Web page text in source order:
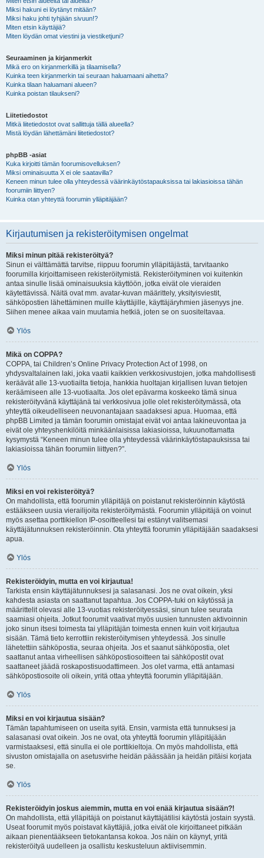
Miksi hakuni ei löytänyt mitään?
Miksi haku johti tyhjään sivuun!?
Miten etsin käyttäjiä?
Miten löydän omat viestini ja viestiketjuni?
Seuraaminen ja kirjanmerkit
Mikä ero on kirjanmerkillä ja tilaamisella?
Kuinka teen kirjanmerkin tai seuraan haluamaani aihetta?
Kuinka tilaan haluamani alueen?
Kuinka poistan tilaukseni?
Liitetiedostot
Mitkä liitetiedostot ovat sallittuja tällä alueella?
Mistä löydän lähettämäni liitetiedostot?
phpBB -asiat
Kuka kirjoitti tämän foorumisovelluksen?
Miksi ominaisuutta X ei ole saatavilla?
Keneen minun tulee olla yhteydessä väärinkäytöstapauksissa tai lakiasioissa tähän
foorumiin liittyen?
Kuinka otan yhteyttä foorumin ylläpitäjään?
Kirjautumisen ja rekisteröitymisen ongelmat
Miksi minun pitää rekisteröityä?
Sinun ei välttämättä tarvitse, riippuu foorumin ylläpitäjästä, tarvitaanko
foorumilla kirjoittamiseen rekisteröitymistä. Rekisteröityminen voi kuitenkin
antaa sinulle lisää ominaisuuksia käyttöön, jotka eivät ole vieraiden
käytettävissä. Näitä ovat mm. avatar-kuvan määrittely, yksityisviestit,
sähköpostien lähettäminen muille käyttäjille, käyttäjäryhmien jäsenyys jne.
Siihen menee aikaa vain muutamia hetkiä, joten se on suositeltavaa.
Ylös
Mikä on COPPA?
COPPA, tai Children’s Online Privacy Protection Act of 1998, on
yhdysvaltalainen laki, joka vaatii kaikkien verkkosivustojen, jotka mahdollisesti
keräävät alle 13-vuotiailta tietoja, hankkia huoltajan kirjallisen luvan tietojen
keräämiseen alle 13-vuotiaalta. Jos olet epävarma koskeeko tämä sinua
rekisteröityvänä käyttäjänä tai verkkosivua jolle olet rekisteröitymässä, ota
yhteyttä oikeudelliseen neuvonantajaan saadaksesi apua. Huomaa, että
phpBB Limited ja tämän foorumin omistajat eivät voi antaa lakineuvontaa ja
eivät ole yhteyshenkilöitä minkäänlaisissa lakiasioissa, lukuunottamatta
kysymystä “Keneen minun tulee olla yhteydessä väärinkäytöstapauksissa tai
lakiasioissa tähän foorumiin liittyen?”.
Ylös
Miksi en voi rekisteröityä?
On mahdollista, että foorumin ylläpitäjä on poistanut rekisteröinnin käytöstä
estääkseen uusia vierailijoita rekisteröitymästä. Foorumin ylläpitäjä on voinut
myös asettaa porttikiellon IP-osoitteellesi tai estänyt valitsemasi
käyttäjätunnuksen rekisteröinnin. Ota yhteyttä foorumin ylläpitäjään saadaksesi
apua.
Ylös
Rekisteröidyin, mutta en voi kirjautua!
Tarkista ensin käyttäjätunnuksesi ja salasanasi. Jos ne ovat oikein, yksi
kahdesta asiasta on saattanut tapahtua. Jos COPPA-tuki on käytössä ja
määrittelit olevasi alle 13-vuotias rekisteröityessäsi, sinun tulee seurata
saamiasi ohjeita. Jotkut foorumit vaativat myös uusien tunnusten aktivoinnin
joko sinun itsesi toimesta tai ylläpitäjän toimesta ennen kuin voit kirjautua
sisään. Tämä tieto kerrottiin rekisteröitymisen yhteydessä. Jos sinulle
lähetettiin sähköpostia, seuraa ohjeita. Jos et saanut sähköpostia, olet
saattanut antaa virheellisen sähköpostiosoitteen tai sähköpostit ovat
saattaneet jäädä roskapostisuodattimeen. Jos olet varma, että antamasi
sähköpostiosoite oli oikein, yritä ottaa yhteyttä foorumin ylläpitäjään.
Ylös
Miksi en voi kirjautua sisään?
Tämän tapahtumiseen on useita syitä. Ensin, varmista että tunnuksesi ja
salasanasi ovat oikein. Jos ne ovat, ota yhteyttä foorumin ylläpitäjään
varmistaaksesi, että sinulla ei ole porttikieltoja. On myös mahdollista, että
sivuston omistajalla on asetusvirhe heidän päässään ja heidän pitäisi korjata
se.
Ylös
Rekisteröidyin joskus aiemmin, mutta en voi enää kirjautua sisään?!
On mahdollista, että ylläpitäjä on poistanut käyttäjätilisi käytöstä jostain syystä.
Useat foorumit myös poistavat käyttäjiä, jotka eivät ole kirjoittaneet pitkään
aikaan pienentääkseen tietokantansa kokoa. Jos näin on käynyt, yritä
rekisteröityä uudelleen ja osallistu keskusteluun aktiivisemmin.